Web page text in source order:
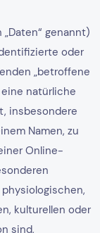
genannt)
oder
„betroffene
natürliche
insbesondere
Namen, zu
Online-
kulturellen oder
sind,